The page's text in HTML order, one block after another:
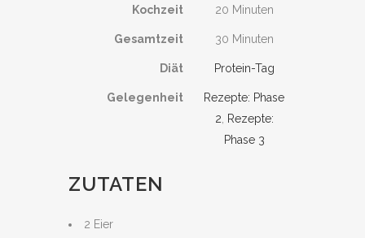
Kochzeit 20 Minuten
Gesamtzeit 30 Minuten
Diät Protein-Tag
Gelegenheit
Rezepte: Phase
2
Rezepte:
Phase 3
ZUTATEN
2 Eier